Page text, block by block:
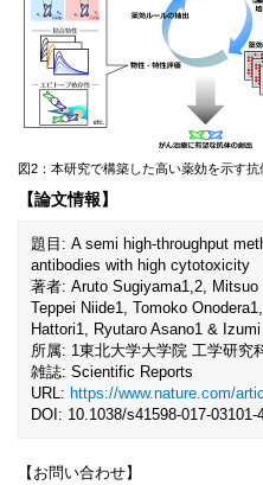
図2：本研究で構築した高い薬効を示す抗
【論文情報】
題目: A semi high-throughput
antibodies with high cytotoxicity
著者: Aruto Sugiyama1,2,
Teppei Niide1, Tomoko
Hattori1, Ryutaro Asano1 &
所属: 1東北大学大学院 工学研究
雑誌: Scientific Reports
URL: https://www.nature.com/
DOI: 10.1038/s41598-017-03101-
【お問い合わせ】